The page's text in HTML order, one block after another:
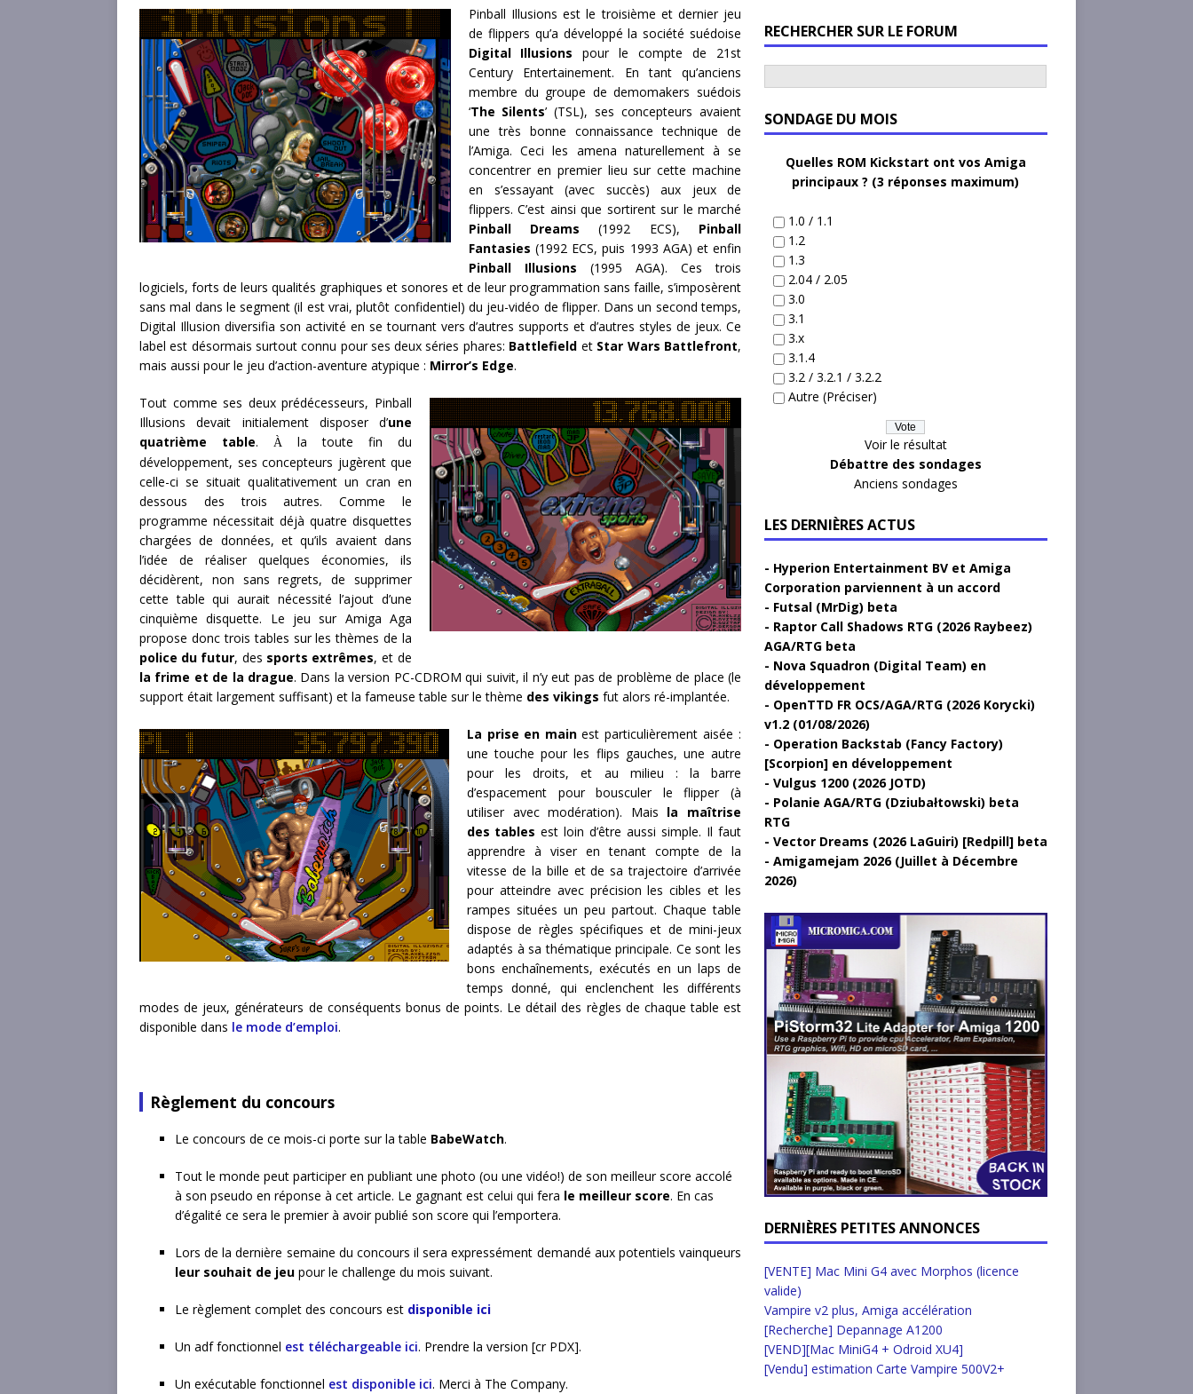
Pinball Illusions est le troisième et dernier jeu
de flippers qu’a développé la société suédoise
Digital Illusions pour le compte de 21st
Century Entertainement. En tant qu’anciens
membre du groupe de demomakers suédois
‘The Silents’ (TSL), ses concepteurs avaient
une très bonne connaissance technique de
l’Amiga. Ceci les amena naturellement à se
concentrer en premier lieu sur cette machine
en s’essayant (avec succès) aux jeux de
flippers. C’est ainsi que sortirent sur le marché
Pinball Dreams (1992 ECS), Pinball
Fantasies (1992 ECS, puis 1993 AGA) et enfin
Pinball Illusions (1995 AGA). Ces trois
logiciels, forts de leurs qualités graphiques et sonores et de leur programmation sans faille, s’imposèrent
sans mal dans le segment (il est vrai, plutôt confidentiel) du jeu-vidéo de flipper. Dans un second temps,
Digital Illusion diversifia son activité en se tournant vers d’autres supports et d’autres styles de jeux. Ce
label est désormais surtout connu pour ses deux séries phares: Battlefield et Star Wars Battlefront,
mais aussi pour le jeu d’action-aventure atypique : Mirror’s Edge.
Tout comme ses deux prédécesseurs, Pinball
Illusions devait initialement disposer d’une
quatrième table. À
la toute fin du
développement, ses concepteurs jugèrent que
celle-ci se situait qualitativement un cran en
dessous des trois autres. Comme le
programme nécessitait déjà quatre disquettes
chargées de données, et qu’ils avaient dans
l’idée de réaliser quelques économies, ils
décidèrent, non sans regrets, de supprimer
cette table qui aurait nécessité l’ajout d’une
cinquième disquette. Le jeu sur Amiga Aga
propose donc trois tables sur les thèmes de la
police du futur, des sports extrêmes, et de
la frime et de la drague. Dans la version PC-CDROM qui suivit, il n’y eut pas de problème de place (le
support était largement suffisant) et la fameuse table sur le thème des vikings fut alors ré-implantée.
La prise en main est particulièrement aisée :
une touche pour les flips gauches, une autre
pour les droits, et au milieu : la barre
d’espacement pour bousculer le flipper (à
utiliser avec modération). Mais la maîtrise
des tables est loin d’être aussi simple. Il faut
apprendre à viser en tenant compte de la
vitesse de la bille et de sa trajectoire d’arrivée
pour atteindre avec précision les cibles et les
rampes situées un peu partout. Chaque table
dispose de règles spécifiques et de mini-jeux
adaptés à sa thématique principale. Ce sont les
bons enchaînements, exécutés en un laps de
temps donné, qui enclenchent les différents
modes de jeux, générateurs de conséquents bonus de points. Le détail des règles de chaque table est
disponible dans le mode d’emploi.
Règlement du concours
Le concours de ce mois-ci porte sur la table BabeWatch.
Tout le monde peut participer en publiant une photo (ou une vidéo!) de son meilleur score accolé
à son pseudo en réponse à cet article. Le gagnant est celui qui fera le meilleur score. En cas
d’égalité ce sera le premier à avoir publié son score qui l’emportera.
Lors de la dernière semaine du concours il sera expressément demandé aux potentiels vainqueurs
leur souhait de jeu pour le challenge du mois suivant.
Le règlement complet des concours est disponible ici
Un adf fonctionnel est téléchargeable ici. Prendre la version [cr PDX].
Un exécutable fonctionnel est disponible ici. Merci à The Company.
RECHERCHER SUR LE FORUM
SONDAGE DU MOIS
Quelles ROM Kickstart ont vos Amiga
principaux ? (3 réponses maximum)
1.0 / 1.1
1.2
1.3
2.04 / 2.05
3.0
3.1
3.x
3.1.4
3.2 / 3.2.1 / 3.2.2
Autre (Préciser)
Voir le résultat
Débattre des sondages
Anciens sondages
LES DERNIÈRES ACTUS
Hyperion Entertainment BV et Amiga
Corporation parviennent à un accord
Futsal (MrDig) beta
Raptor Call Shadows RTG (2026 Raybeez)
AGA/RTG beta
Nova Squadron (Digital Team) en
développement
OpenTTD FR OCS/AGA/RTG (2026 Korycki)
v1.2 (01/08/2026)
Operation Backstab (Fancy Factory)
[Scorpion] en développement
Vulgus 1200 (2026 JOTD)
Polanie AGA/RTG (Dziubałtowski) beta
RTG
Vector Dreams (2026 LaGuiri) [Redpill] beta
Amigamejam 2026 (Juillet à Décembre
2026)
DERNIÈRES PETITES ANNONCES
[VENTE] Mac Mini G4 avec Morphos (licence
valide)
Vampire v2 plus, Amiga accélération
[Recherche] Depannage A1200
[VEND][Mac MiniG4 + Odroid XU4]
[Vendu] estimation Carte Vampire 500V2+